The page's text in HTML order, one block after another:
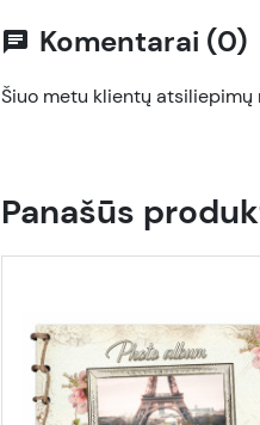
chat Komentarai (0)
Šiuo metu klientų atsiliepimų
Panašūs